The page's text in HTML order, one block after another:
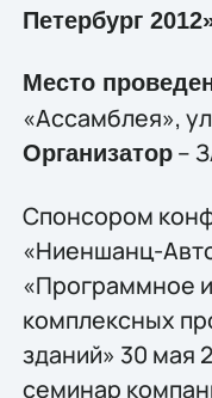
Петербург
Место
«Ассамблея»,
Организатор–
Спонсором
«Ниеншанц-
«Программное
комплексных
зданий» 30 мая
семинар